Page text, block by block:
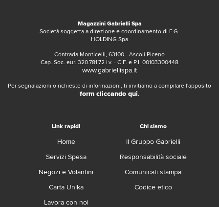
Magazzini Gabrielli Spa
Società soggetta a direzione e coordinamento di F.G.
HOLDING Spa
Contrada Monticelli, 63100 - Ascoli Piceno
Cap. Soc. eur. 320.781,72 i.v. - C.F. e P.I. 00103300448
www.gabriellispa.it
Per segnalazioni o richieste di informazioni, ti invitiamo a compilare l'apposito
form cliccando qui.
Link rapidi
Home
Servizi Spesa
Negozi e Volantini
Carta Unika
Lavora con noi
Chi siamo
Il Gruppo Gabrielli
Responsabilità sociale
Comunicati stampa
Codice etico